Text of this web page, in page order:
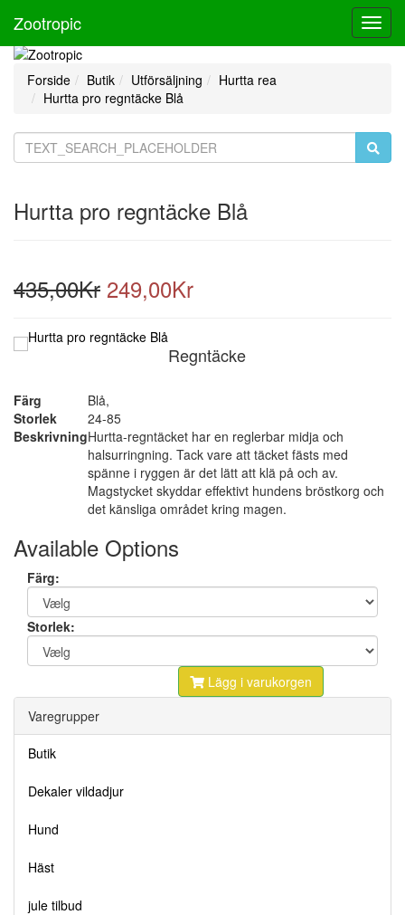
Zootropic
Forside Butik Utförsäljning
Hurtta rea
Hurtta pro regntäcke Blå
Hurtta pro regntäcke Blå
435,00Kr 249,00Kr
Regntäcke
Färg
Blå,
Storlek
24-85
BeskrivningHurtta-regntäcket har en reglerbar midja och
halsurringning. Tack vare att täcket fästs med
spänne i ryggen är det lätt att klä på och av.
Magstycket skyddar effektivt hundens bröstkorg och
det känsliga området kring magen.
Available Options
Färg:
Storlek:
Lägg i varukorgen
Varegrupper
Butik
Dekaler vildadjur
Hund
Häst
jule tilbud